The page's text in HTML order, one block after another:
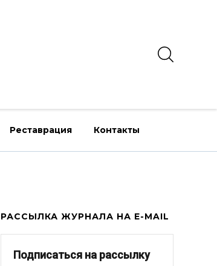
Реставрация Контакты
РАССЫЛКА ЖУРНАЛА НА E-MAIL
Подписаться на рассылку